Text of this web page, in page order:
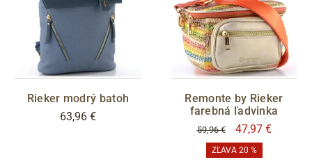
Rieker modrý batoh
63,96 €
Remonte by Rieker
farebná ľadvinka
59,96 € 47,97 €
ZĽAVA 20 %